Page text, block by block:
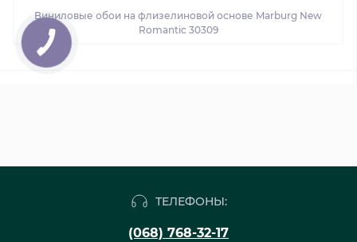
Виниловые обои на флизелиновой основе Marburg New
Romantic 30309
ТЕЛЕФОНЫ:
(068) 768-32-17